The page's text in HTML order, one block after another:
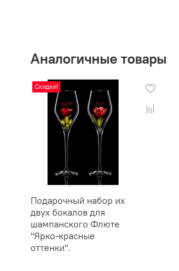
Аналогичные товары
Скидки!
Подарочный набор их
двух бокалов для
шампанского Флюте
"Ярко-красные
оттенки".